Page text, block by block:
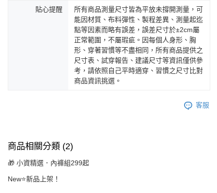
貼心提醒
所有商品測量尺寸皆為平放未撐開測量，可
能因材質、布料彈性、製程差異、測量起迄
點等因素而略有誤差，誤差尺寸於±2cm屬
正常範圍，不屬瑕疵。因每個人身形、胸
形、穿著習慣等不盡相同，所有商品提供之
尺寸表、試穿報告、建議尺寸等資訊僅供參
考，請依照自己平時適穿、習慣之尺寸比對
商品資訊挑選。
客服
商品相關分類 (2)
🎁 小資精選．內褲組299起
New⭐新品上架！